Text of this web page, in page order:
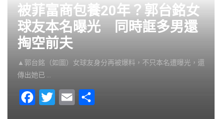
被菲富商包養20年？郭台銘女
球友本名曝光 同時誆多男還
掏空前夫
▲郭台銘（如圖）女球友身分再被爆料，不只本名遭曝光，還
傳出她已 …
F
T
E